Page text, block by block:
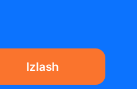
Izlash